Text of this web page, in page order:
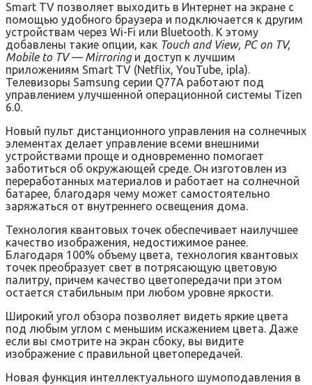
Smart TV позволяет выходить в Интернет на экране с
помощью удобного браузера и подключается к другим
устройствам через Wi-Fi или Bluetooth. К этому
добавлены такие опции, как Touch and View, PC on TV,
Mobile to TV — Mirroringи доступ к лучшим
приложениям Smart TV (Netflix, YouTube, ipla).
Телевизоры Samsung серии Q77A работают под
управлением улучшенной операционной системы Tizen
6.0.
Новый пульт дистанционного управления на солнечных
элементах делает управление всеми внешними
устройствами проще и одновременно помогает
заботиться об окружающей среде. Он изготовлен из
переработанных материалов и работает на солнечной
батарее, благодаря чему может самостоятельно
заряжаться от внутреннего освещения дома.
Технология квантовых точек обеспечивает наилучшее
качество изображения, недостижимое ранее.
Благодаря 100% объему цвета, технология квантовых
точек преобразует свет в потрясающую цветовую
палитру, причем качество цветопередачи при этом
остается стабильным при любом уровне яркости.
Широкий угол обзора позволяет видеть яркие цвета
под любым углом с меньшим искажением цвета. Даже
если вы смотрите на экран сбоку, вы видите
изображение с правильной цветопередачей.
Новая функция интеллектуального шумоподавления в